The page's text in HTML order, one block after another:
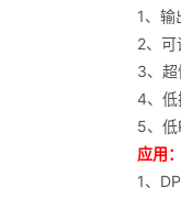
1、输
2、可
3、
4、低
5、低
应用：
1、